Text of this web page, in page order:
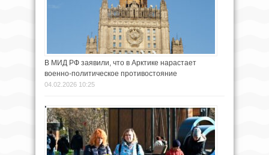
В МИД РФ заявили, что в Арктике нарастает
военно-политическое противостояние
04.02.2026 10:25